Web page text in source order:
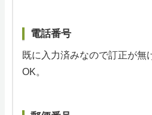
電話番号
既に入力済みなので訂正が無
OK。